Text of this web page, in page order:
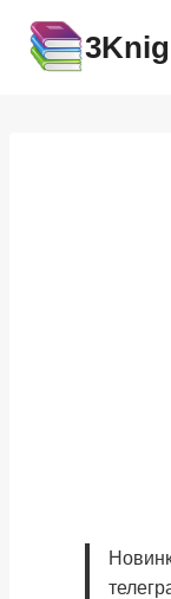
содержимому